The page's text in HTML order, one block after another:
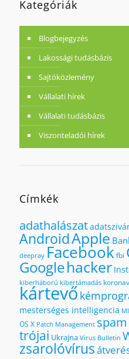
Kategóriák
Blogbejegyzés
Lakossági tudásbázis
Sajtóközlemény
Vállalati hírek
Vállalati tudásbázis
Viszonteladói hírek
Címkék
adathalászat
AndroidApple
deepray Facebookfbi
Googlehacker
kiberháború kibertámadás
kártevő
mesterséges intelligencia MI
OS X Patch Management spam
trójai Ukrajna Virus Bulletin
zsarolóvírus